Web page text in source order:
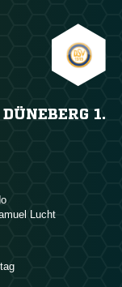
DÜNEBERG 1.
